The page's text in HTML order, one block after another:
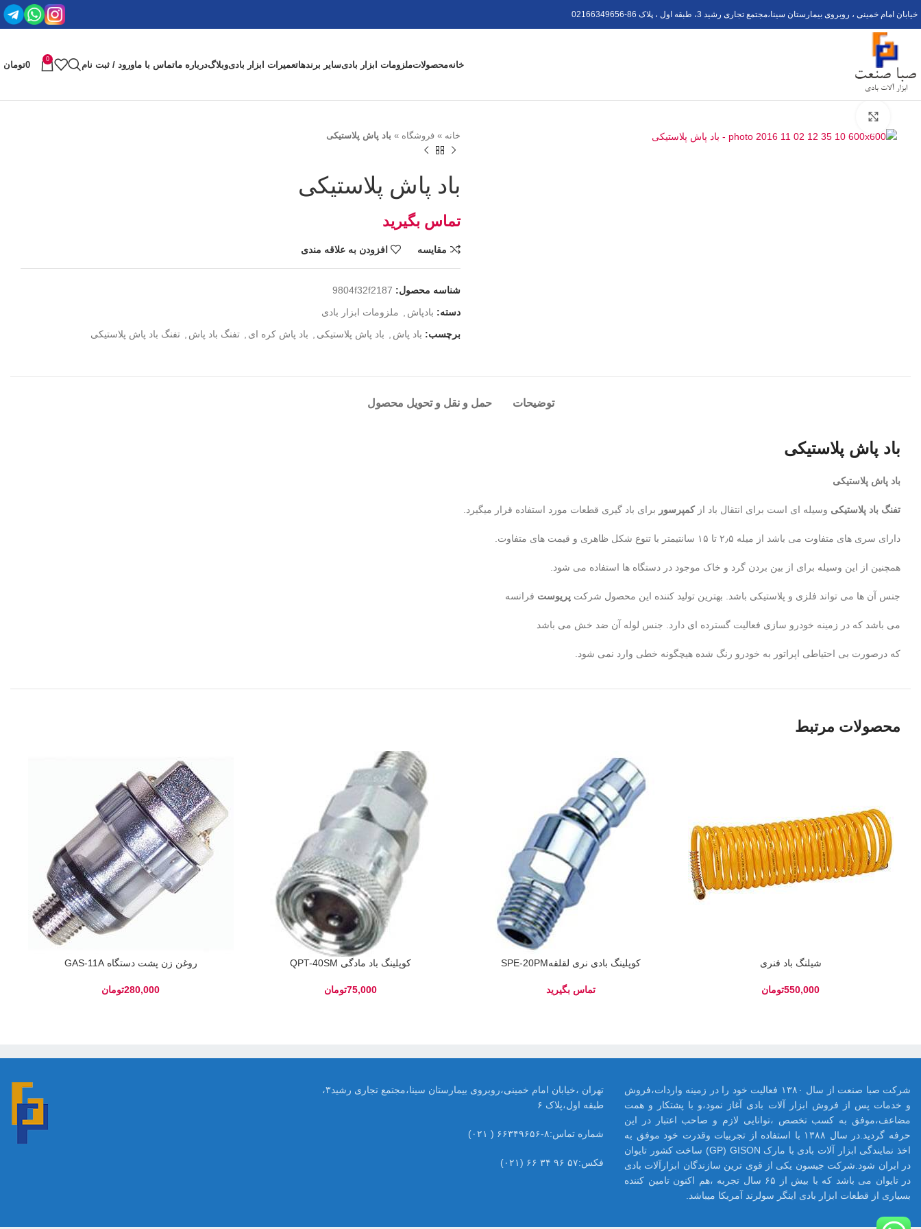
خیابان امام خمینی ، روبروی بیمارستان سینا،مجتمع تجاری رشید 3، طبقه اول ، پلاک 6 02166349656-8
خانهمحصولاتملزومات ابزار بادیسایر برندهاتعمیرات ابزار بادیوبلاگدرباره ماتماس با ماورود / ثبت نام
0
0تومان
خانه » فروشگاه » باد پاش پلاستیکی
تومان
باد پاش پلاستیکی
مقايسه افزودن به علاقه مندی
شناسه محصول: 9804f32f2187
دسته: بادپاش
ملزومات ابزار بادی
برچسب: باد پاش باد پاش پلاستیکی باد پاش کره ای تفنگ باد پاش تفنگ باد پاش پلاستیکی
توضیحات حمل و نقل و تحویل محصول
باد پاش پلاستیکی
باد پاش پلاستیکی
تفنگ باد پلاستیکی وسیله ای است برای انتقال باد ازکمپرسور برای باد گیری قطعات مورد استفاده قرار میگیرد.
دارای سری های متفاوت می باشد از میله ۲٫۵ تا ۱۵ سانتیمتر با تنوع شکل ظاهری و قیمت های متفاوت.
همچنین از این وسیله برای از بین بردن گرد و خاک موجود در دستگاه ها استفاده می شود.
جنس آن ها می تواند فلزی و پلاستیکی باشد. بهترین تولید کننده این محصول شرکت پریوست فرانسه
می باشد که در زمینه خودرو سازی فعالیت گسترده ای دارد. جنس لوله آن ضد خش می باشد
که درصورت بی احتیاطی اپراتور به خودرو رنگ شده هیچگونه خطی وارد نمی شود.
محصولات مرتبط
شیلنگ باد فنری
تومان
کوپلینگ بادی نری لقلقهSPE-20PM کوپلینگ باد مادگی QPT-40SM
تومان
روغن زن پشت دستگاه GAS-11A
تومان
تهران ،خیابان امام خمینی،روبروی بیمارستان سینا،مجتمع تجاری رشید۳،
طبقه اول،پلاک ۶
شماره تماس:۸-۶۶۳۴۹۶۵۶ ( ۰۲۱)
فکس:۵۷ ۹۶ ۳۴ ۶۶ (۰۲۱)
شرکت صبا صنعت از سال ۱۳۸۰ فعالیت خود را در زمینه واردات،فروش
و خدمات پس از فروش ابزار آلات بادی آغاز نمود،و با پشتکار و همت
مضاعف،موفق به کسب تخصص ،توانایی لازم و صاحب اعتبار در این
حرفه گردید.در سال ۱۳۸۸ با استفاده از تجربیات وقدرت خود موفق به
اخذ نمایندگی ابزار آلات بادی با مارک GP) GISON) ساخت کشور تایوان
در ایران شود.شرکت جیسون یکی از قوی ترین سازندگان ابزارآلات بادی
در تایوان می باشد که با بیش از ۶۵ سال تجربه ،هم اکنون تامین کننده
بسیاری از قطعات ابزار بادی اینگر سولرند آمریکا میباشد.